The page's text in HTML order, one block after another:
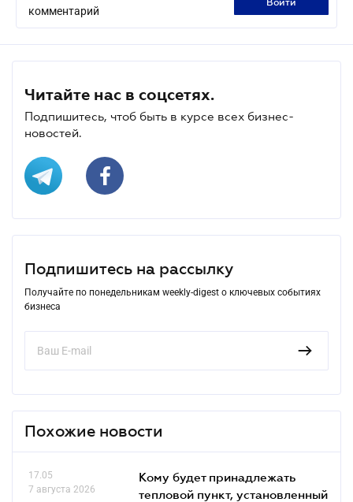
комментарий
войти
Читайте нас в соцсетях.
Подпишитесь, чтоб быть в курсе всех бизнес-
новостей.
Подпишитесь на рассылку
Получайте по понедельникам weekly-digest о ключевых событиях
бизнеса
Похожие новости
17.05
7 августа 2026
Кому будет принадлежать
тепловой пункт, установленный